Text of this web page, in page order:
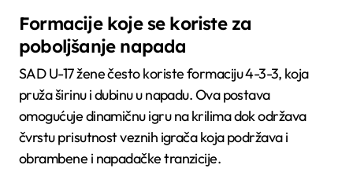
Formacije koje se koriste za
poboljšanje napada
SAD U-17 žene često koriste formaciju 4-3-3, koja
pruža širinu i dubinu u napadu. Ova postava
omogućuje dinamičnu igru na krilima dok održava
čvrstu prisutnost veznih igrača koja podržava i
obrambene i napadačke tranzicije.